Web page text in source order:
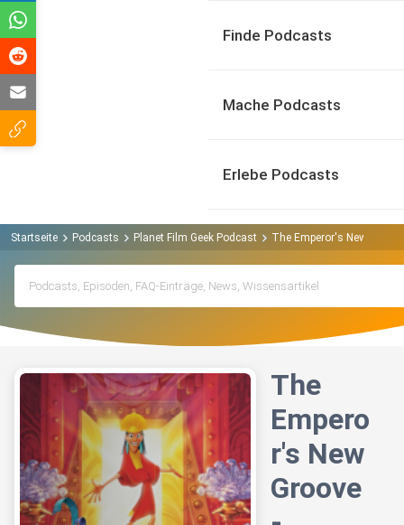
Finde Podcasts
Mache Podcasts
Erlebe Podcasts
Startseite Podcasts Planet Film Geek Podcast The Emperor's New
The
Empero
r's New
Groove